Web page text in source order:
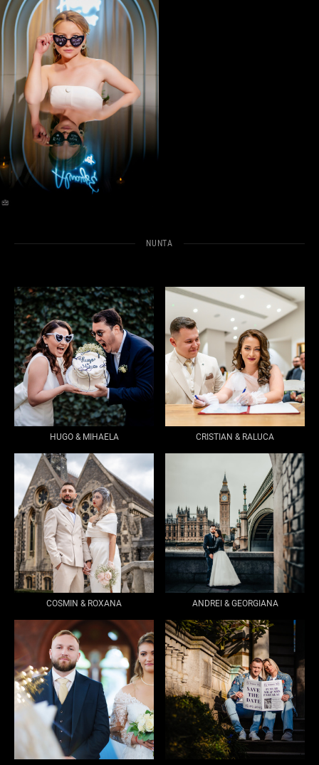
NUNTA
HUGO & MIHAELA CRISTIAN & RALUCA
COSMIN & ROXANA ANDREI & GEORGIANA